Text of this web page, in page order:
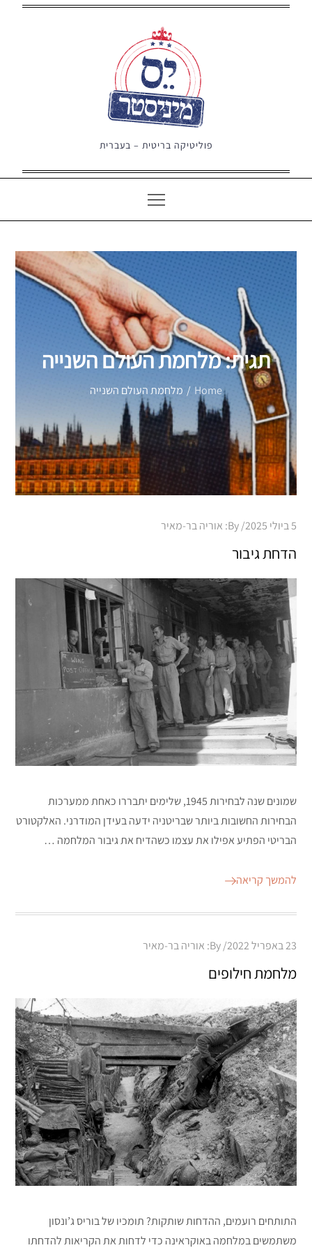
פוליטיקה בריטית – בעברית
תגית:מלחמת העולם השנייה
Home מלחמת העולם השנייה
Posted
5 ביולי 2025 By: אוריה בר-מאיר
הדחת גיבור
שמונים שנה לבחירות 1945, שלימים יתבררו כאחת ממערכות
הבחירות החשובות ביותר שבריטניה ידעה בעידן המודרני. האלקטורט
הבריטי הפתיע אפילו את עצמו כשהדיח את גיבור המלחמה …
להמשך קריאה
Posted
23 באפריל 2022 By: אוריה בר-מאיר
מלחמת חילופים
התותחים רועמים, ההדחות שותקות? תומכיו של בוריס ג’ונסון
משתמשים במלחמה באוקראינה כדי לדחות את הקריאות להדחתו